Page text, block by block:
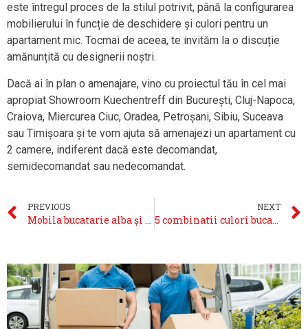
este întregul proces de la stilul potrivit, până la configurarea
mobilierului în funcție de deschidere și culori pentru un
apartament mic. Tocmai de aceea, te invităm la o discuție
amănunțită cu designerii noștri.
Dacă ai în plan o amenajare, vino cu proiectul tău în cel mai
apropiat Showroom Kuechentreff din București, Cluj-Napoca,
Craiova, Miercurea Ciuc, Oradea, Petroșani, Sibiu, Suceava
sau Timișoara și te vom ajuta să amenajezi un apartament cu
2 camere, indiferent dacă este decomandat,
semidecomandat sau nedecomandat.
PREVIOUS
Mobila bucatarie alba și cum se întreține mobilierul deschis la culoare
NEXT
5 combinatii culori bucatarie care surprind si completeaza stilul de amenajare